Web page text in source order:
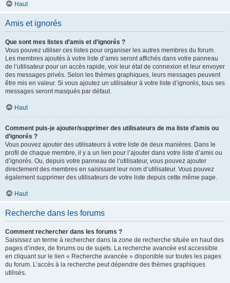
Haut
Amis et ignorés
Que sont mes listes d’amis et d’ignorés ?
Vous pouvez utiliser ces listes pour organiser les autres membres du forum.
Les membres ajoutés à votre liste d’amis seront affichés dans votre panneau
de l’utilisateur pour un accès rapide, voir leur état de connexion et leur envoyer
des messages privés. Selon les thèmes graphiques, leurs messages peuvent
être mis en valeur. Si vous ajoutez un utilisateur à votre liste d’ignorés, tous ses
messages seront masqués par défaut.
Haut
Comment puis-je ajouter/supprimer des utilisateurs de ma liste d’amis ou
d’ignorés ?
Vous pouvez ajouter des utilisateurs à votre liste de deux manières. Dans le
profil de chaque membre, il y a un lien pour l’ajouter dans votre liste d’amis ou
d’ignorés. Ou, depuis votre panneau de l’utilisateur, vous pouvez ajouter
directement des membres en saisissant leur nom d’utilisateur. Vous pouvez
également supprimer des utilisateurs de votre liste depuis cette même page.
Haut
Recherche dans les forums
Comment rechercher dans les forums ?
Saisissez un terme à rechercher dans la zone de recherche située en haut des
pages d’index, de forums ou de sujets. La recherche avancée est accessible
en cliquant sur le lien « Recherche avancée » disponible sur toutes les pages
du forum. L’accès à la recherche peut dépendre des thèmes graphiques
utilisés.